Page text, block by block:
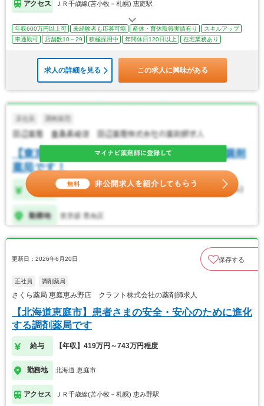
アクセス ＪＲ千歳線(苫小牧－札幌) 恵庭駅
年収600万円以上可 未経験者も応募可能 産休・育休取得実績有り
スキルアップ
車通勤可
店舗数10～29 積極採用中 年間休日120日以上 在宅業務あり
求人の詳細を見る この求人に興味がある
更新日：2026年6月20日 保存する
正社員 調剤薬局
さくら薬局 恵庭恵み野店 クラフト株式会社の薬剤師求人
【北海道恵庭市】患者さまの安全・安心のために進化
する調剤薬局です
給与 【年収】419万円～743万円程度
勤務地 北海道 恵庭市
アクセス ＪＲ千歳線(苫小牧－札幌) 恵み野駅